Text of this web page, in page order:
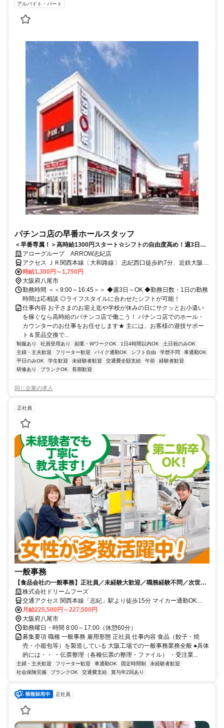
アルバイト・パート
パチンコ店の早番ホールスタッフ
＜早番専属！＞高時給1300円スタート☆シフトの自由度高め！週3日～
◎勤務時間の相談OK！
アローグループ ARROW志紀店
アクセス ＪＲ関西本線〔大和路線〕 志紀西口徒歩約7分、近鉄大阪線
恩智出入口2徒歩約24分、近鉄大阪線 法善寺徒歩約25分
時給1,300円～1,750円
大阪府八尾市
勤務時間 ＜＜9:00～16:45＞＞ ◆週3日～OK ◆勤務日数・1日の勤務
時間は応相談 ◎ライフスタイルに合わせたシフトが可能！
仕事内容 お子さまのお迎え迄や学校が休みの日にサクッとお小遣い
を稼ぐなら高時給のパチンコ店で働こう！ パチンコ店でのホール・
カウンターのお仕事をお任せします★ 主には、お客様の遊技サポー
ト＆景品交換で...
制服あり 社員登用あり 副業・WワークOK 1日4時間以内OK
土日祝のみOK
主婦・主夫歓迎
フリーター歓迎 バイク通勤OK シフト自由 学歴不問
車通勤OK
平日のみOK
学生歓迎 未経験者歓迎 交通費全額支給 午前
経験者歓迎
研修あり
ブランクOK 長期歓迎
同じ企業の求人
正社員
一般事務
【食品会社の一般事務】正社員／未経験大歓迎／職務経験不問／次世代
募集／週休2日のシフト制／女性活躍中
株式会社ドリームフーズ
交通アクセス 関西本線「志紀」駅より徒歩15分 マイカー通勤OK
★JR「志紀」駅をご利用の方は通勤用自転車貸与 ★八尾市はもちろ
ん、松原市や藤井寺市、 大阪市平野区などから通勤されている方も
いらっしゃいますよ！
月給225,500円～227,500円
大阪府八尾市
勤務曜日・時間 8:00～17:00（休憩60分）
募集要項 職種 一般事務 雇用形態 正社員 仕事内容 食品（餃子・焼
売・小籠包等）を製造している 大阪工場での一般事務業務全般 ●具体
的には・・ ・伝票整理（各種伝票の整理・ファイル） ・受注業...
主婦・主夫歓迎 フリーター歓迎 車通勤OK 固定時間制
未経験者歓迎
社会保険完備
ブランクOK 交通費支給 賞与年2回あり
正社員